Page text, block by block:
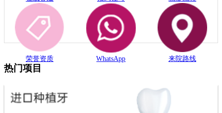
荣誉资质 WhatsApp 来院路线
热门项目